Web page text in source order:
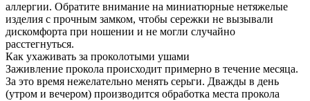
аллергии. Обратите внимание на миниатюрные нетяжелые
изделия с прочным замком, чтобы сережки не вызывали
дискомфорта при ношении и не могли случайно
расстегнуться.
Как ухаживать за проколотыми ушами
Заживление прокола происходит примерно в течение месяца.
За это время нежелательно менять серьги. Дважды в день
(утром и вечером) производится обработка места прокола